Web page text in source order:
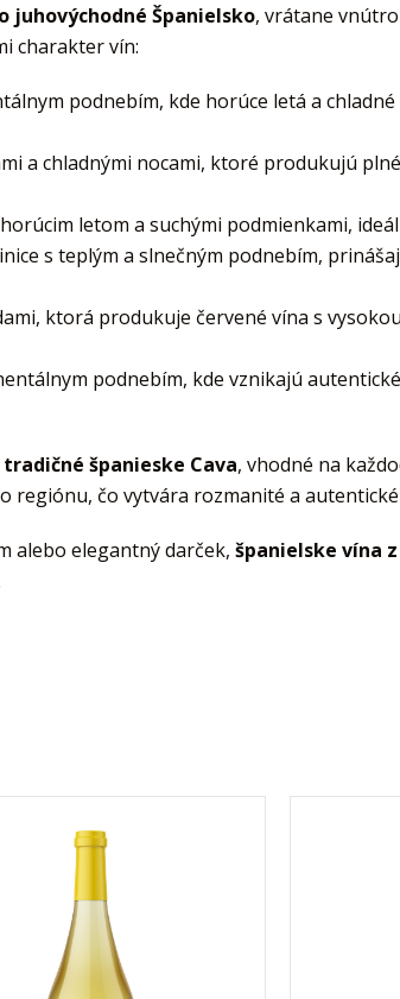
juhovýchodné Španielsko, vrátane
charakter vín:
podnebím, kde horúce letá a
a chladnými nocami, ktoré produkujú
letom a suchými podmienkami,
s teplým a slnečným podnebím,
ktorá produkuje červené vína s
podnebím, kde vznikajú
španieske Cava, vhodné na
čo vytvára rozmanité a
alebo elegantný darček, španielske vína